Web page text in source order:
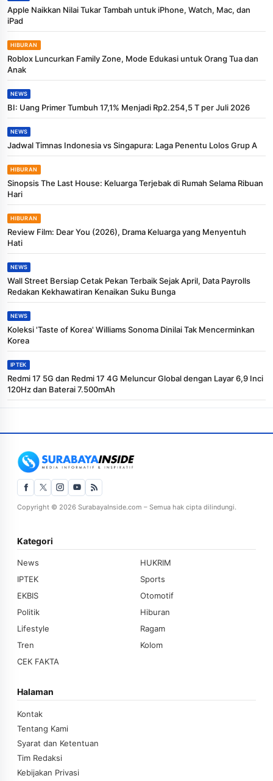
Apple Naikkan Nilai Tukar Tambah untuk iPhone, Watch, Mac, dan
iPad
HIBURAN
Roblox Luncurkan Family Zone, Mode Edukasi untuk Orang Tua dan
Anak
NEWS
BI: Uang Primer Tumbuh 17,1% Menjadi Rp2.254,5 T per Juli 2026
NEWS
Jadwal Timnas Indonesia vs Singapura: Laga Penentu Lolos Grup A
HIBURAN
Sinopsis The Last House: Keluarga Terjebak di Rumah Selama Ribuan
Hari
HIBURAN
Review Film: Dear You (2026), Drama Keluarga yang Menyentuh
Hati
NEWS
Wall Street Bersiap Cetak Pekan Terbaik Sejak April, Data Payrolls
Redakan Kekhawatiran Kenaikan Suku Bunga
NEWS
Koleksi 'Taste of Korea' Williams Sonoma Dinilai Tak Mencerminkan
Korea
IPTEK
Redmi 17 5G dan Redmi 17 4G Meluncur Global dengan Layar 6,9 Inci
120Hz dan Baterai 7.500mAh
Copyright © 2026 SurabayaInside.com – Semua hak cipta dilindungi.
Kategori
News
HUKRIM
IPTEK
Sports
EKBIS
Otomotif
Politik
Hiburan
Lifestyle
Ragam
Tren
Kolom
CEK FAKTA
Halaman
Kontak
Tentang Kami
Syarat dan Ketentuan
Tim Redaksi
Kebijakan Privasi